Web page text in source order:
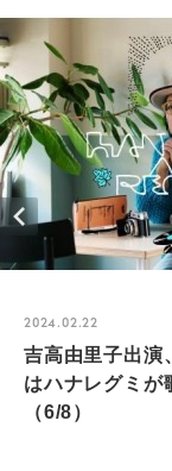
2024.02.22
吉高由里子出演
はハナレグミが
（6/8）